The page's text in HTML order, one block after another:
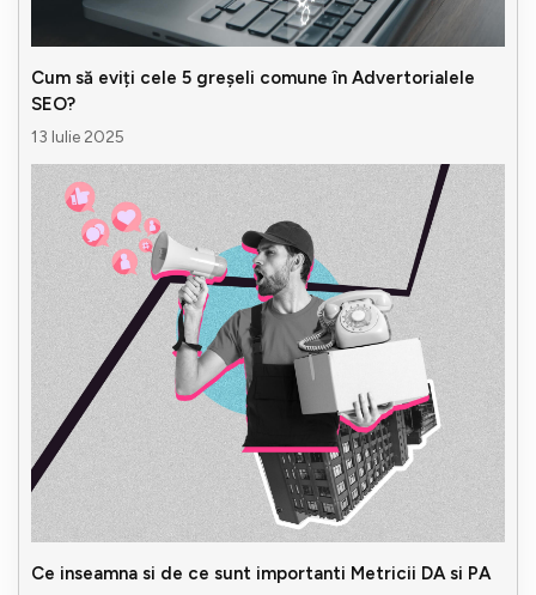
Cum să eviți cele 5 greșeli comune în Advertorialele
SEO?
13 Iulie 2025
Ce inseamna si de ce sunt importanti Metricii DA si PA